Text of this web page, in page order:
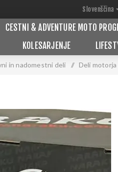
CESTNI & ADVENTURE MOTO
KOLESARJENJE
in nadomestni deli / Deli motorja